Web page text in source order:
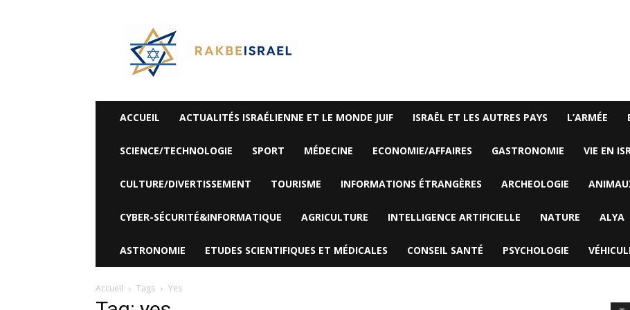
Rak
Be
Israel-
Alyaexpress-
News
ACCUEIL ACTUALITÉS ISRAÉLIENNE ET LE MONDE JUIF ISRAËL ET LES AUTRES PAYS L’ARMÉE
SCIENCE/TECHNOLOGIE SPORT MÉDECINE ECONOMIE/AFFAIRES GASTRONOMIE VIE EN
CULTURE/DIVERTISSEMENT TOURISME INFORMATIONS ÉTRANGÈRES ARCHEOLOGIE
CYBER-SÉCURITÉ&INFORMATIQUE AGRICULTURE INTELLIGENCE ARTIFICIELLE NATURE ALYA
ASTRONOMIE ETUDES SCIENTIFIQUES ET MÉDICALES CONSEIL SANTÉ PSYCHOLOGIE
Accueil Tags Yes